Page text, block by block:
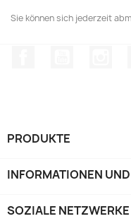
Sie können sich jederzeit
PRODUKTE
INFORMATIONEN
SOZIALE NETZWERKE